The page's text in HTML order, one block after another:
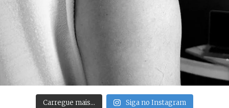
Carregue mais… Siga no Instagram